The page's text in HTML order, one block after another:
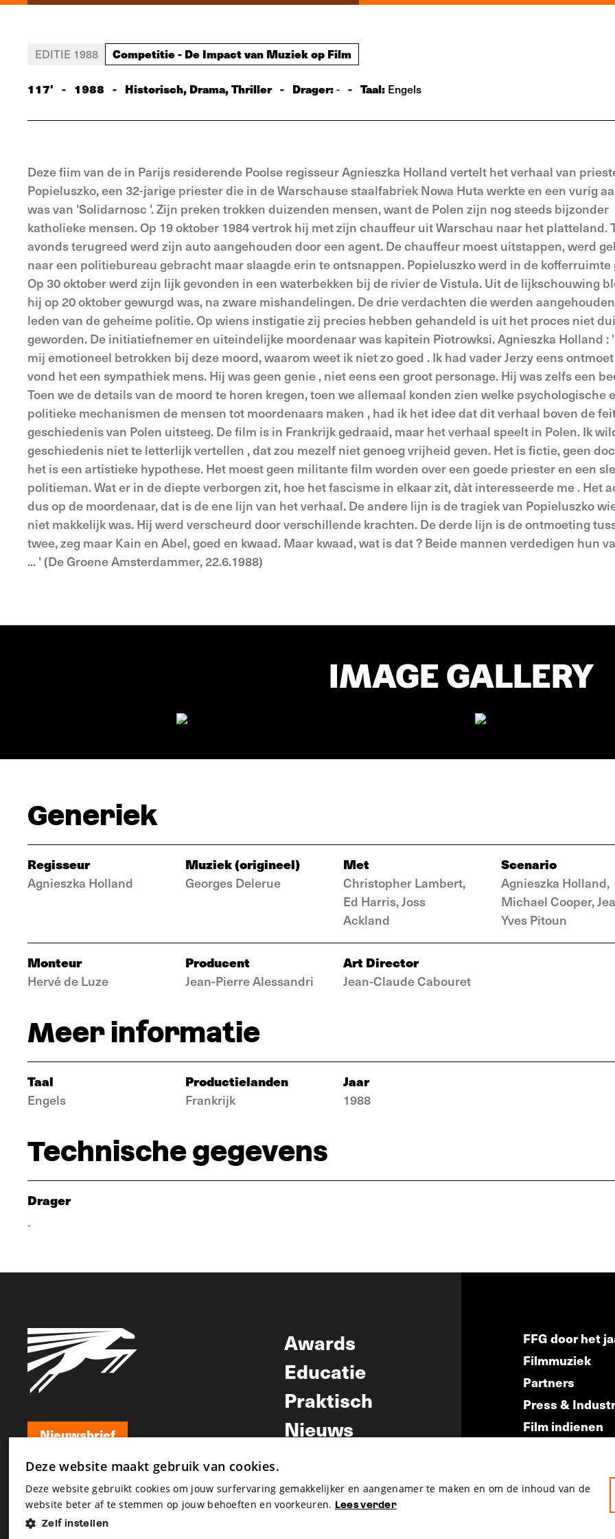
EDITIE 1988 Competitie - De Impact van Muziek op Film
117' - 1988 - Historisch, Drama, Thriller - Drager:- - Taal: Engels
Deze fiim van de in Parijs residerende Poolse regisseur Agnieszka Holland vertelt het verhaal van
Popieluszko, een 32-jarige priester die in de Warschause staalfabriek Nowa Huta werkte en een vurig
was van 'Solidarnosc '. Zijn preken trokken duizenden mensen, want de Polen zijn nog steeds bijzonder
katholieke mensen. Op 19 oktober 1984 vertrok hij met zijn chauffeur uit Warschau naar het platteland.
avonds terugreed werd zijn auto aangehouden door een agent. De chauffeur moest uitstappen, werd
naar een politiebureau gebracht maar slaagde erin te ontsnappen. Popieluszko werd in de kofferruimte
Op 30 oktober werd zijn lijk gevonden in een waterbekken bij de rivier de Vistula. Uit de lijkschouwing
hij op 20 oktober gewurgd was, na zware mishandelingen. De drie verdachten die werden
leden van de geheime politie. Op wiens instigatie zij precies hebben gehandeld is uit het proces niet
geworden. De initiatiefnemer en uiteindelijke moordenaar was kapitein Piotrowksi. Agnieszka Holland :
mij emotioneel betrokken bij deze moord, waarom weet ik niet zo goed . Ik had vader Jerzy eens
vond het een sympathiek mens. Hij was geen genie , niet eens een groot personage. Hij was zelfs een
Toen we de details van de moord te horen kregen, toen we allemaal konden zien welke psychologische
politieke mechanismen de mensen tot moordenaars maken , had ik het idee dat dit verhaal boven de
geschiedenis van Polen uitsteeg. De film is in Frankrijk gedraaid, maar het verhaal speelt in Polen. Ik
geschiedenis niet te letterlijk vertellen , dat zou mezelf niet genoeg vrijheid geven. Het is fictie, geen
het is een artistieke hypothese. Het moest geen militante film worden over een goede priester en een
politieman. Wat er in de diepte verborgen zit, hoe het fascisme in elkaar zit, dàt interesseerde me . Het
dus op de moordenaar, dat is de ene lijn van het verhaal. De andere lijn is de tragiek van Popieluszko
niet makkelijk was. Hij werd verscheurd door verschillende krachten. De derde lijn is de ontmoeting
twee, zeg maar Kain en Abel, goed en kwaad. Maar kwaad, wat is dat ? Beide mannen verdedigen hun
... ' (De Groene Amsterdammer, 22.6.1988)
IMAGE GALLERY
Generiek
Regisseur
Agnieszka Holland
Muziek (origineel)
Georges Delerue
Met
Christopher Lambert,
Ed Harris, Joss
Ackland
Scenario
Agnieszka Holland,
Michael Cooper,
Yves Pitoun
Monteur
Hervé de Luze
Producent
Jean-Pierre Alessandri
Art Director
Jean-Claude Cabouret
Meer informatie
Taal
Engels
Productielanden
Frankrijk
Jaar
1988
Technische gegevens
Drager
-
Nieuwsbrief
Nieuwsbrief
Awards
Educatie
Praktisch
Nieuws
FFG door het
Filmmuziek
Partners
Press &
Film indienen
Deze website maakt gebruik van cookies.
Deze website gebruikt cookies om jouw surfervaring gemakkelijker en aangenamer te maken en om de inhoud van de
website beter af te stemmen op jouw behoeften en voorkeuren. Lees verder
Zelf instellen